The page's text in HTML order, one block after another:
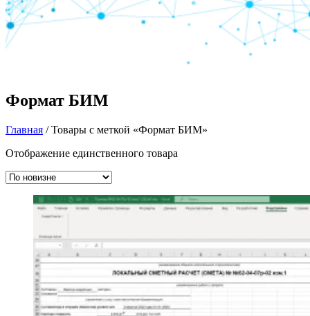
Формат БИМ
Главная / Товары с меткой «Формат БИМ»
Отображение единственного товара